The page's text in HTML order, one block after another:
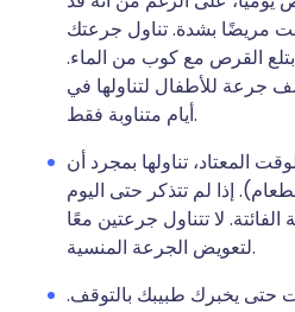
مريضًا بشدة. تناول جرعتك
القرص مع كوب من الماء.
جرعة للأطفال لتناولها في
أيام متناوبة فقط.
المعتاد، تناولها بمجرد أن
إذا لم تتذكر حتى اليوم
الفائتة. لا تتناول جرعتين معًا
لتعويض الجرعة المنسية.
حتى يخبرك طبيبك بالتوقف.